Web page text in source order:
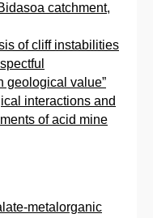
catchment,
of cliff instabilities
geological value”
interactions and
of acid mine
metalorganic